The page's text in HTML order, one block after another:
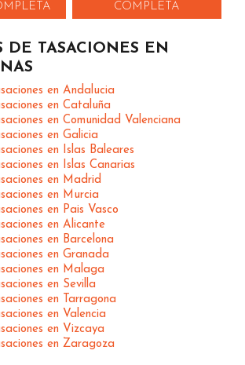
COMPLETA
DE TASACIONES EN
en Andalucia
en Cataluña
en Comunidad Valenciana
en Galicia
en Islas Baleares
en Islas Canarias
en Madrid
en Murcia
en Pais Vasco
en Alicante
en Barcelona
en Granada
en Malaga
en Sevilla
en Tarragona
en Valencia
en Vizcaya
en Zaragoza